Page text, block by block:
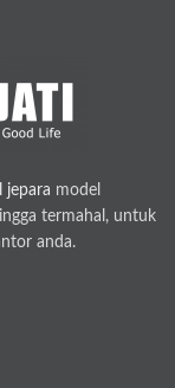
jepara model
termahal, untuk
anda.